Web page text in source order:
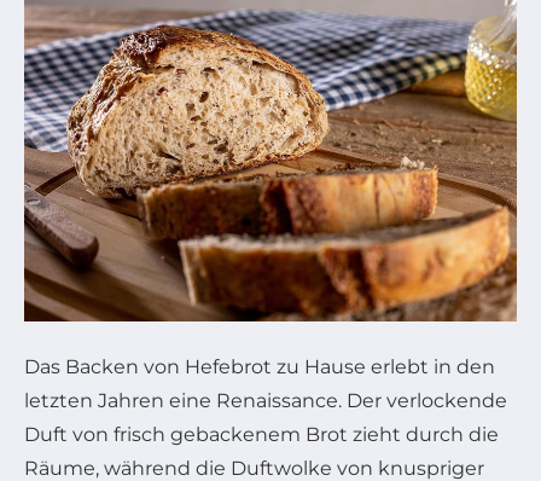
Das Backen von Hefebrot zu Hause erlebt in den
letzten Jahren eine Renaissance. Der verlockende
Duft von frisch gebackenem Brot zieht durch die
Räume, während die Duftwolke von knuspriger